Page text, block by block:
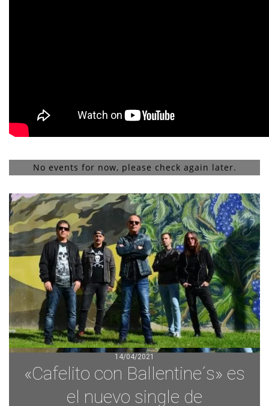
No events for now, please check again later.
14/04/2021
«Cafelito con Ballentine´s» es
el nuevo single de